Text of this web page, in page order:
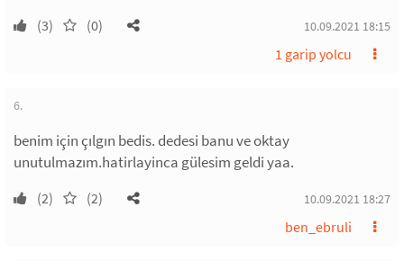
(3) (0) 10.09.2021 18:15
1 garip yolcu
6.
benim için çılgın bedis. dedesi banu ve oktay
unutulmazım.hatirlayinca gülesim geldi yaa.
(2) (2) 10.09.2021 18:27
ben_ebruli